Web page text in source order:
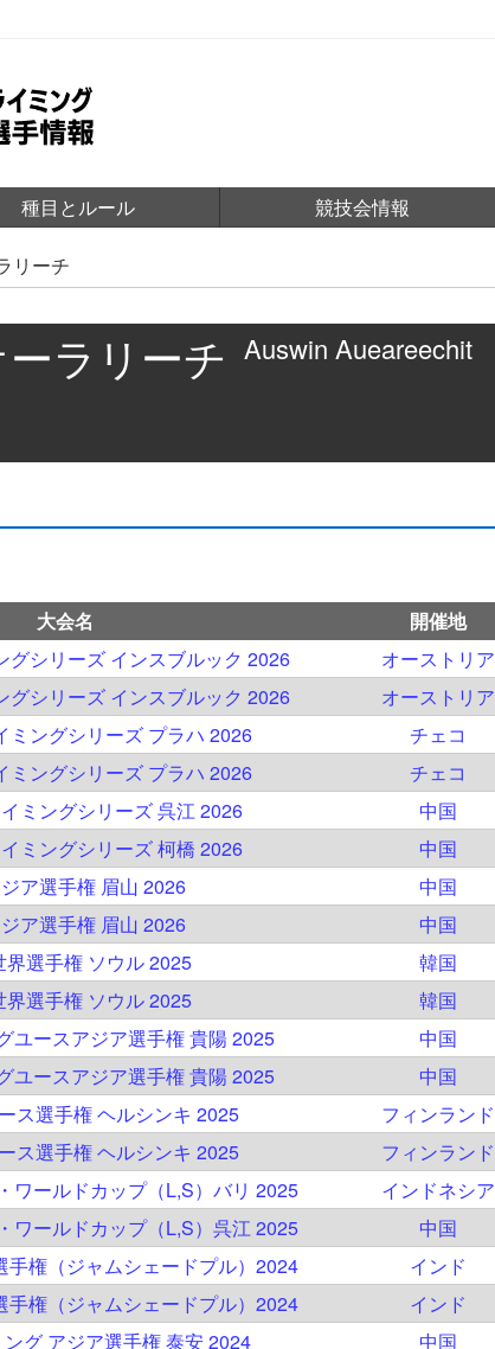
種目とルール 競技会情報
リーチ
ラリーチ Auswin Aueareechit
大会名 開催地
グシリーズ インスブルック 2026 オーストリア
グシリーズ インスブルック 2026 オーストリア
ミングシリーズ プラハ 2026 チェコ
ミングシリーズ プラハ 2026 チェコ
ミングシリーズ 呉江 2026 中国
ミングシリーズ 柯橋 2026 中国
ア選手権 眉山 2026 中国
ア選手権 眉山 2026 中国
界選手権 ソウル 2025 韓国
界選手権 ソウル 2025 韓国
ユースアジア選手権 貴陽 2025 中国
ユースアジア選手権 貴陽 2025 中国
ス選手権 ヘルシンキ 2025 フィンランド
ス選手権 ヘルシンキ 2025 フィンランド
ワールドカップ（L,S）バリ 2025 インドネシア
ワールドカップ（L,S）呉江 2025 中国
手権（ジャムシェードプル）2024 インド
手権（ジャムシェードプル）2024 インド
グ アジア選手権 泰安 2024 中国